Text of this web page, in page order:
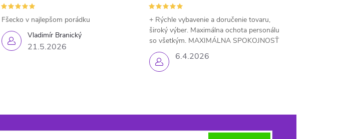
Vladimír Branický
21.5.2026
Fšecko v najlepšom porádku
6.4.2026
+ Rýchle vybavenie a doručenie tovaru,
široký výber. Maximálna ochota personálu
so všetkým. MAXIMÁLNA SPOKOJNOSŤ